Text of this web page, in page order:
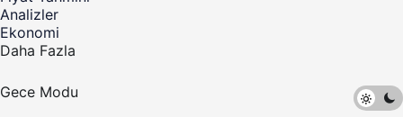
Analizler
Ekonomi
Daha Fazla
Gece Modu